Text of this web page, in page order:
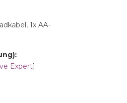
1x AA-
Expert]